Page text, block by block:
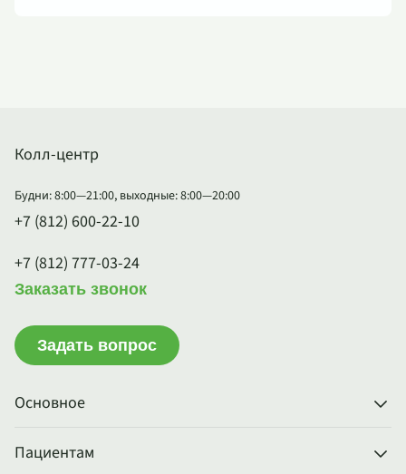
Основное
Пациентам
Колл-центр
Будни: 8:00—21:00, выходные: 8:00—20:00
+7 (812) 600-22-10
+7 (812) 777-03-24
Заказать звонок
Задать вопрос